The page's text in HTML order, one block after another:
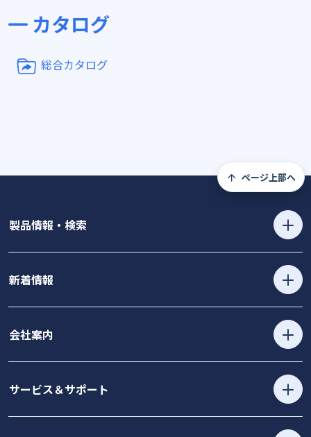
カタログ
総合カタログ
ページ上部へ
製品情報・検索
新着情報
会社案内
サービス＆サポート